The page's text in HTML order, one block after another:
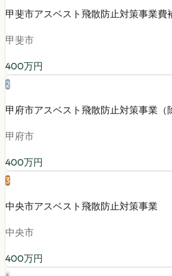
甲斐市アスベスト飛散防止対策事業費
甲斐市
400万円
2
甲府市アスベスト飛散防止対策事業（
甲府市
400万円
3
中央市アスベスト飛散防止対策事業
中央市
400万円